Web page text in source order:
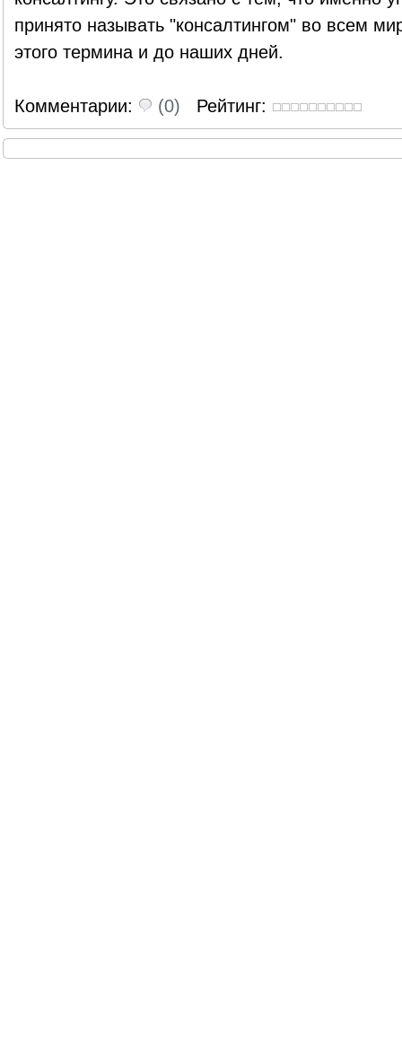
принято называть "консалтингом" во всем
этого термина и до наших дней.
Комментарии: (0) Рейтинг: